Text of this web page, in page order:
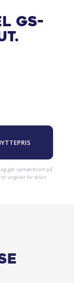
GS-
gør opmærksom på,
angivet for bilen